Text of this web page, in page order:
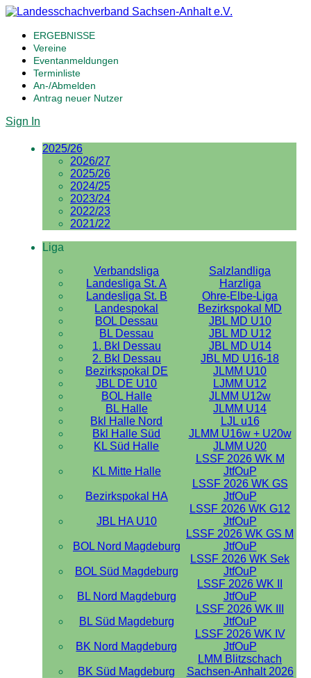
ERGEBNISSE
Vereine
Eventanmeldungen
Terminliste
An-/Abmelden
Antrag neuer Nutzer
Sign In
2025/26
2026/27
2025/26
2024/25
2023/24
2022/23
2021/22
Liga
Verbandsliga
Salzlandliga
Landesliga St. A
Harzliga
Landesliga St. B
Ohre-Elbe-Liga
Landespokal
Bezirkspokal MD
BOL Dessau
JBL MD U10
BL Dessau
JBL MD U12
1. Bkl Dessau
JBL MD U14
2. Bkl Dessau
JBL MD U16-18
Bezirkspokal DE
JLMM U10
JBL DE U10
LJMM U12
BOL Halle
JLMM U12w
BL Halle
JLMM U14
Bkl Halle Nord
LJL u16
Bkl Halle Süd
JLMM U16w + U20w
KL Süd Halle
JLMM U20
KL Mitte Halle
LSSF 2026 WK M
JtfOuP
Bezirkspokal HA
LSSF 2026 WK GS
JtfOuP
JBL HA U10
LSSF 2026 WK G12
JtfOuP
BOL Nord Magdeburg
LSSF 2026 WK GS M
JtfOuP
BOL Süd Magdeburg
LSSF 2026 WK Sek
JtfOuP
BL Nord Magdeburg
LSSF 2026 WK II
JtfOuP
BL Süd Magdeburg
LSSF 2026 WK III
JtfOuP
BK Nord Magdeburg
LSSF 2026 WK IV
JtfOuP
BK Süd Magdeburg
LMM Blitzschach
Sachsen-Anhalt 2026